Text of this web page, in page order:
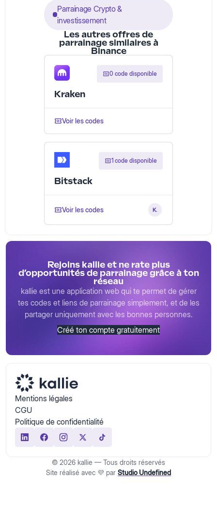
Parrainage Crypto &
investissement
Les autres offres de
parrainage similaires à
Binance
0 code disponible
Kraken
Voir les codes
1 code disponible
Bitstack
Voir les codes K.
Rejoins kallie et ne rate plus
d’opportunités de parrainage grâce à ton
réseau
kallie est une application web qui te permet de gérer
tes codes et liens de parrainage simplement, et de les
partager uniquement avec les bonnes personnes.
Créé ton compte gratuitement
Mentions légales
CGU
Politique de confidentialité
© 2026 kallie — Tous droits réservés
Site réalisé avec 💜 par Studio Undefined